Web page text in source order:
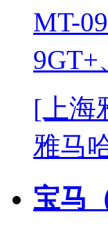
MT-
[上海
雅马
宝马